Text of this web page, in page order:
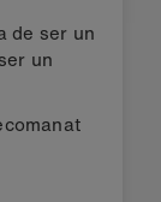
de ser un
un